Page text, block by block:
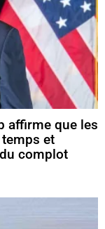
affirme que les
et
complot